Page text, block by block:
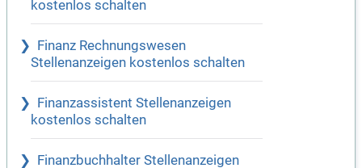
kostenlos schalten
Finanz Rechnungswesen
Stellenanzeigen kostenlos schalten
Finanzassistent Stellenanzeigen
kostenlos schalten
Finanzbuchhalter Stellenanzeigen